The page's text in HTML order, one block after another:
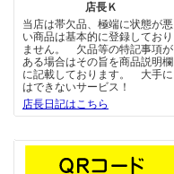
店長Ｋ
当店は帯欠品、極端に状態が悪
い商品は基本的に登録しており
ません。 欠品等の特記事項が
ある場合はその旨を商品説明欄
に記載しております。 大手に
はできないサービス！
店長日記はこちら